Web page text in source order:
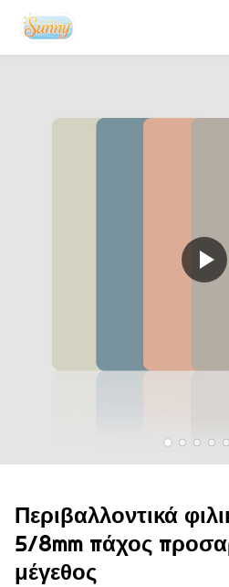
Περιβαλλοντικά
5/8mm πάχος
μέγεθος